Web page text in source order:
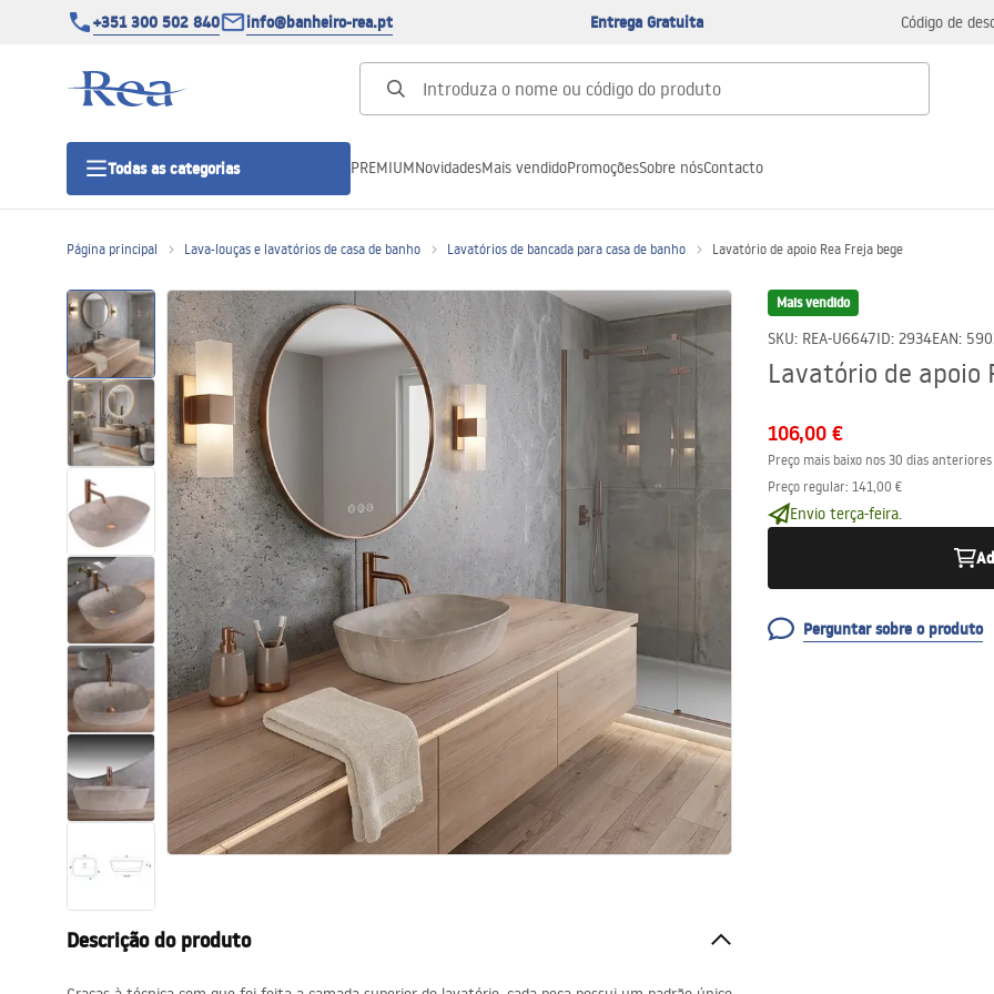
+351 300 502 840 info@banheiro-rea.pt Entrega Gratuita Código de
Todas as categorias
outras
Portas de duche
Bases de duche de casa de banho
Sumidouros de duche
Sanitas, lavatórios
Lava-louças e lavatórios de casa
de banho
Cabinas de duche de casa de
banho
Misturadores de casa de banho
Chuveiros de casa de banho
Acessórios de casa de banho,
PREMIUMNovidadesMais vendidoPromoçõesSobre nósContacto
Página principal Lava-louças e lavatórios de casa de banho Lavatórios de bancada para casa de banho Lavatório de apoio Rea Freja bege
Mais vendido
SKU: REA-U6647ID: 2934EAN:
Lavatório de apoio
106,00 €
Preço mais baixo nos 30 dias
Preço regular: 141,00 €
Envio terça-feira.
Perguntar sobre o produto
Descrição do produto